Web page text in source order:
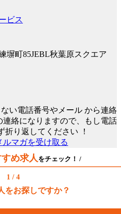
ビス
塀町85JEBL秋葉原スクエア
い電話番号やメール から連絡
絡になりますので、もし電話
折り返してください ！
め求人をチェック！ /
1 / 4
をお探しですか？